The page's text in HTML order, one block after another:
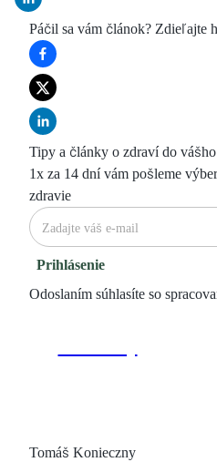
Páčil sa vám článok? Zdieľajte
Tipy a články o zdraví do
1x za 14 dní vám pošleme
zdravie
Prihlásenie
Odoslaním súhlasíte so
Tomáš Konieczny